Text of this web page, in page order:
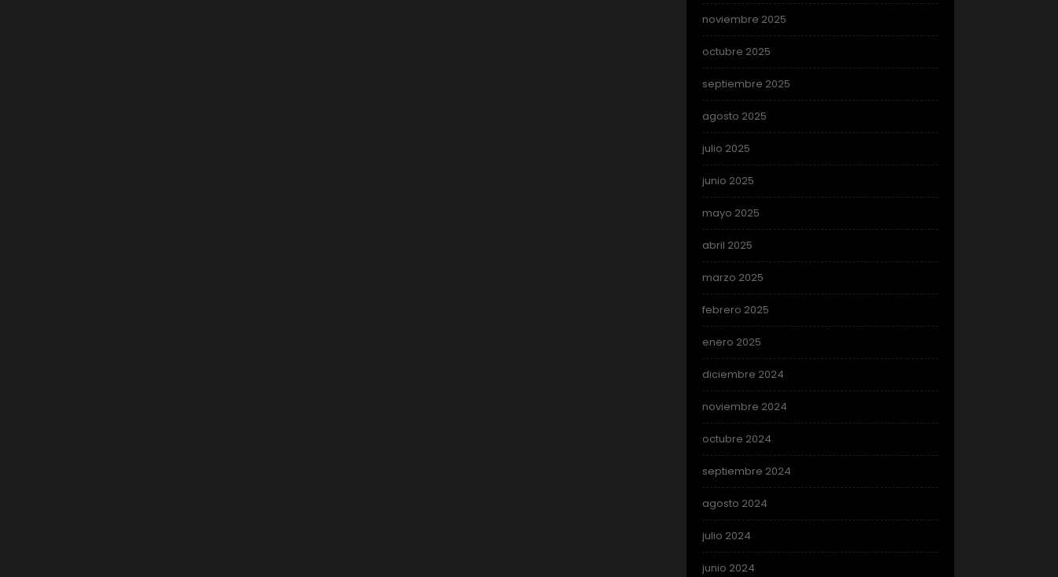
noviembre 2025
octubre 2025
septiembre 2025
agosto 2025
julio 2025
junio 2025
mayo 2025
abril 2025
marzo 2025
febrero 2025
enero 2025
diciembre 2024
noviembre 2024
octubre 2024
septiembre 2024
agosto 2024
julio 2024
junio 2024